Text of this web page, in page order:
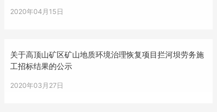
2020年04月15日
关于高顶山矿区矿山地质环境治理恢复项目拦河坝劳务施
工招标结果的公示
2020年03月27日